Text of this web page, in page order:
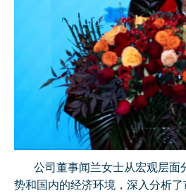
公司董事闻兰女士从宏观层面
势和国内的经济环境，深入分析